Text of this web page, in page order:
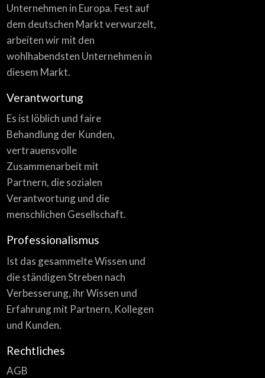
Unternehmen in Europa. Fest auf
dem deutschen Markt verwurzelt,
arbeiten wir mit den
wohlhabendsten Unternehmen in
diesem Markt.
Verantwortung
Es ist löblich und faire
Behandlung der Kunden,
vertrauensvolle
Zusammenarbeit mit
Partnern, die sozialen
Verantwortung und die
menschlichen Gesellschaft.
Professionalismus
Ist das gesammelte Wissen und
die ständigen Streben nach
Verbesserung, ihr Wissen und
Erfahrung mit Partnern, Kollegen
und Kunden.
Rechtliches
AGB